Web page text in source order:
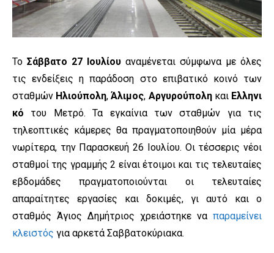
Το Σάββατο 27 Ιουλίου αναμένεται σύμφωνα με όλες
τις ενδείξεις η παράδοση στο επιβατικό κοινό των
σταθμών Ηλιούπολη,Άλιμος, Αργυρούποληκαι Ελληνι
κό του Μετρό. Τα εγκαίνια των σταθμών για τις
τηλεοπτικές κάμερες θα πραγματοποιηθούν μία μέρα
νωρίτερα, την Παρασκευή 26 Ιουλίου. Οι τέσσερις νέοι
σταθμοί της γραμμής 2 είναι έτοιμοι και τις τελευταίες
εβδομάδες πραγματοποιούνται οι τελευταίες
απαραίτητες εργασίες και δοκιμές, γι αυτό και ο
σταθμός Άγιος Δημήτριος χρειάστηκε να παραμείνει
κλειστός για αρκετά Σαββατοκύριακα.